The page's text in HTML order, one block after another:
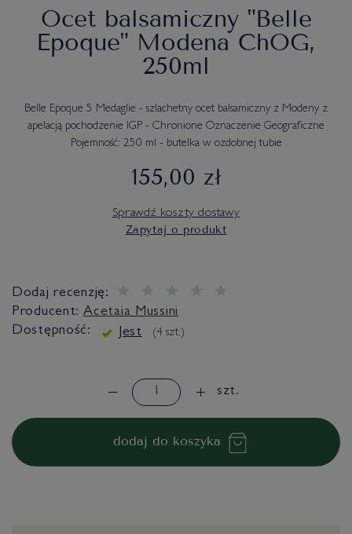
Ocet balsamiczny "Belle
Epoque" Modena ChOG,
250ml
Belle Epoque 5 Medaglie - szlachetny ocet balsamiczny z Modeny z
apelacją pochodzenie IGP - Chronione Oznaczenie Geograficzne
Pojemność: 250 ml - butelka w ozdobnej tubie
155,00 zł
Sprawdź koszty dostawy
Zapytaj o produkt
Dodaj recenzję:
Producent: Acetaia Mussini
Dostępność:
Jest ( 4szt.)
szt.
dodaj do koszyka